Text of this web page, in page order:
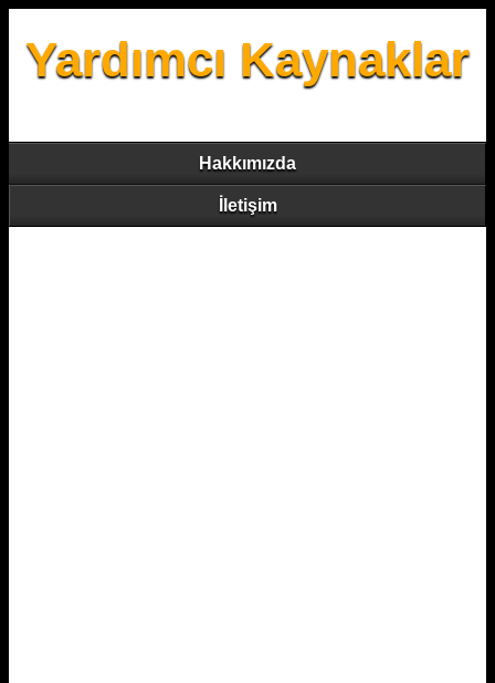
Yardımcı Kaynaklar
Hakkımızda
İletişim